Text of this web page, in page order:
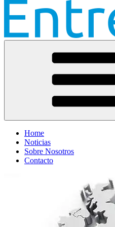
Información ferroviaria
Home
Noticias
Sobre Nosotros
Contacto